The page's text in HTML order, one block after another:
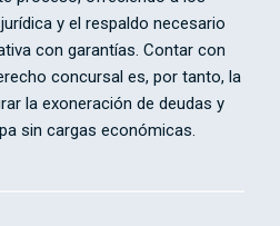
y el respaldo necesario
con garantías. Contar con
concursal es, por tanto, la
la exoneración de deudas y
sin cargas económicas.